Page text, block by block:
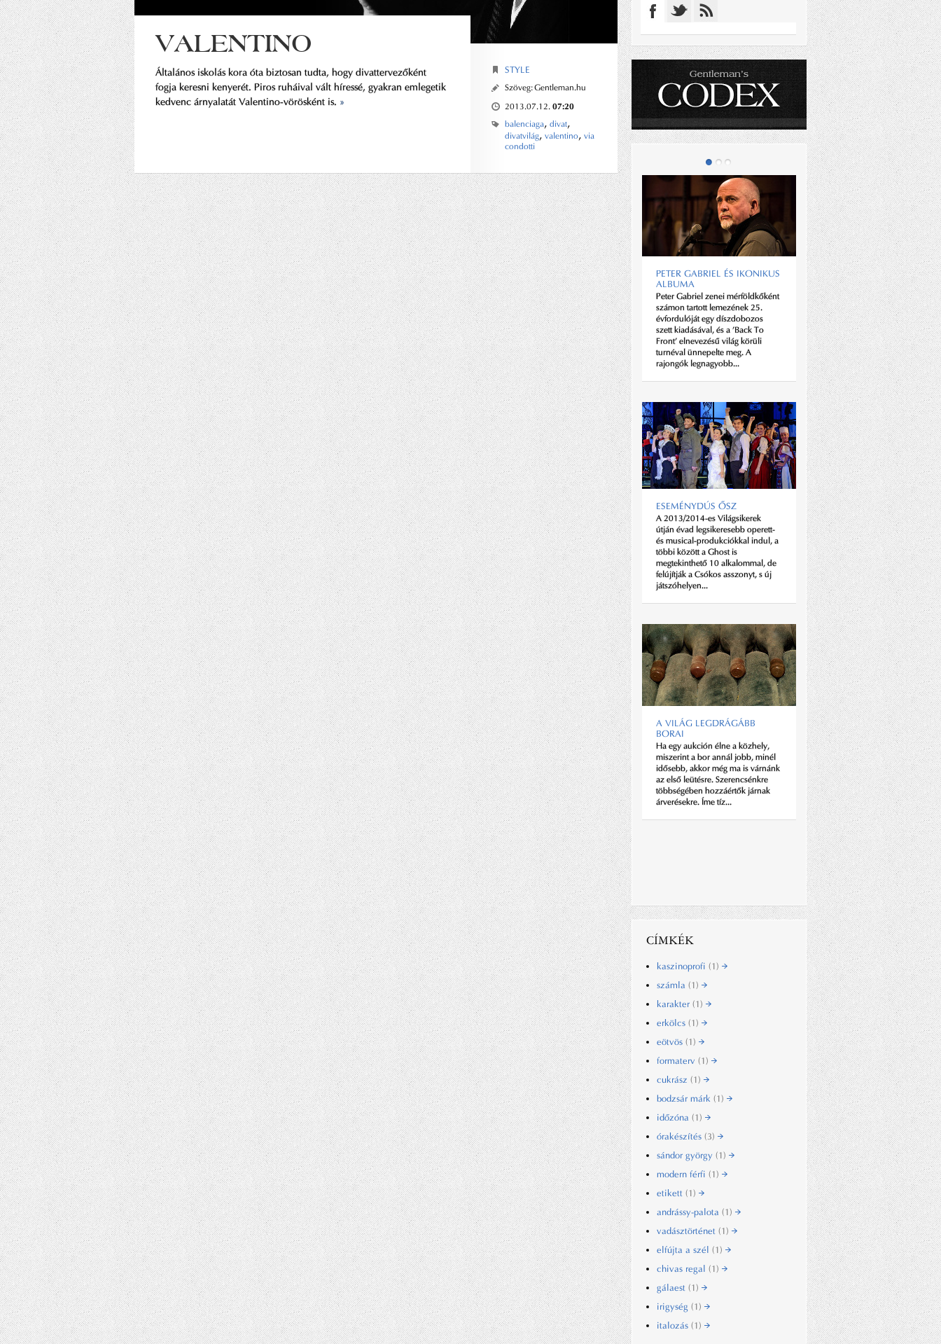
VALENTINO
Általános iskolás kora óta biztosan tudta, hogy divattervezőként
fogja keresni kenyerét. Piros ruháival vált híressé, gyakran emlegetik
kedvenc árnyalatát Valentino-vörösként is. »
STYLE
Szöveg:Gentleman.hu
2013.07.12. 07:20
balenciaga, divat,
divatvilág, valentino, via
condotti
PETER GABRIEL ÉS IKONIKUS
ALBUMA
Peter Gabriel zenei mérföldkőként
számon tartott lemezének 25.
évfordulóját egy díszdobozos
szett kiadásával, és a ’Back To
Front’ elnevezésű világ körüli
turnéval ünnepelte meg. A
rajongók legnagyobb...
ESEMÉNYDÚS ŐSZ
A 2013/2014-es Világsikerek
útján évad legsikeresebb operett-
és musical-produkciókkal indul, a
többi között a Ghost is
megtekinthető 10 alkalommal, de
felújítják a Csókos asszonyt, s új
játszóhelyen...
A VILÁG LEGDRÁGÁBB
BORAI
Ha egy aukción élne a közhely,
miszerint a bor annál jobb, minél
idősebb, akkor még ma is várnánk
az első leütésre. Szerencsénkre
többségében hozzáértők járnak
árverésekre. Íme tíz...
EGY ÚR A POKOLBAN IS ÚR
Az, hogy az ember
arisztokratának születik, még nem
jelenti automatikusan azt, hogy
valódi úriember is!
ROMÁN SÁNDOR
Román Sándor az ízületek
életéről, a másság
érzékenységéről, a nemzetközi
minőségről és a térkép-körző...
RAJZOLNI, RAJZOLNI,
RAJZOLNI!
Sikeres emberek történetét olvasni
jó! Ha hosszasan űzzük ezt a
sportot, akkor egyszer csak
kirajzolódik a valóság: legtöbbjük
rengeteget dolgozik a sikerért.
Ennek adta szép lenyomatát
Michelangelo fél...
CÍMKÉK
kaszinoprofi (1)
számla (1)
karakter (1)
erkölcs (1)
eötvös (1)
formaterv (1)
cukrász (1)
bodzsár márk (1)
időzóna (1)
órakészítés (3)
sándor györgy (1)
modern férfi (1)
etikett (1)
andrássy-palota (1)
vadásztörténet (1)
elfújta a szél (1)
chivas regal (1)
gálaest (1)
irigység (1)
italozás (1)